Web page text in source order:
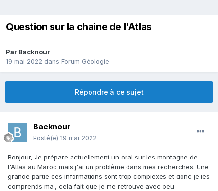
Question sur la chaine de l'Atlas
Par Backnour
19 mai 2022 dans Forum Géologie
Répondre à ce sujet
Backnour
Posté(e) 19 mai 2022
Bonjour, Je prépare actuellement un oral sur les montagne de
l'Atlas au Maroc mais j'ai un problème dans mes recherches. Une
grande partie des informations sont trop complexes et donc je les
comprends mal, cela fait que je me retrouve avec peu